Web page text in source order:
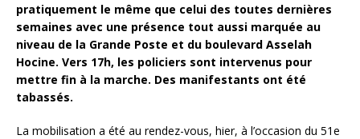
pratiquement le même que celui des toutes dernières
semaines avec une présence tout aussi marquée au
niveau de la Grande Poste et du boulevard Asselah
Hocine. Vers 17h, les policiers sont intervenus pour
mettre fin à la marche. Des manifestants ont été
tabassés.
La mobilisation a été au rendez-vous, hier, à l’occasion du 51e